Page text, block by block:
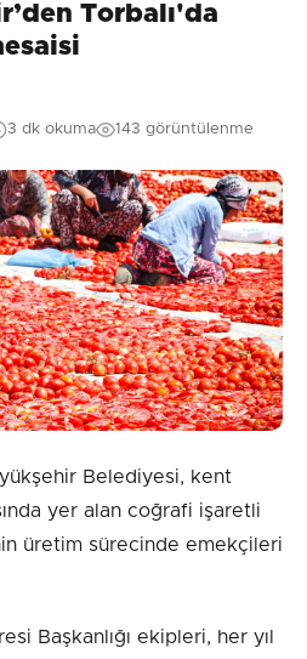
Torbalı'da
3 dk okuma 143 görüntülenme
Belediyesi, kent
yer alan coğrafi işaretli
üretim sürecinde emekçileri
Başkanlığı ekipleri, her yıl